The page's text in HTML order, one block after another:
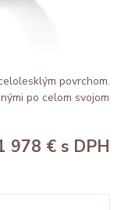
povrchom.
po celom svojom
978 € s DPH